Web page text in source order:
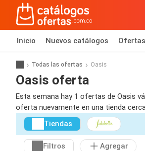
Inicio Nuevos catálogos Ofertas
Todas las ofertas Oasis
Oasis oferta
Esta semana hay 1 ofertas de Oasis
oferta nuevamente en una tienda
Tiendas
Filtros
Agregar